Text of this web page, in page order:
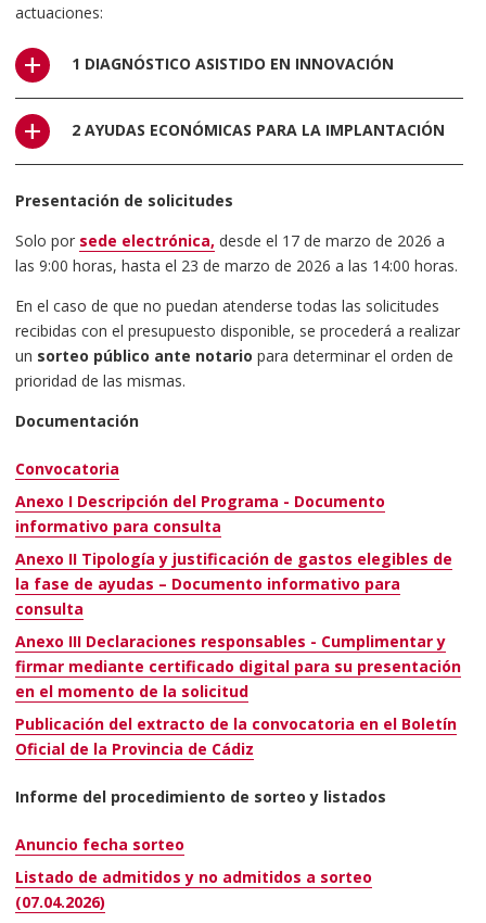
actuaciones:
1 DIAGNÓSTICO ASISTIDO EN INNOVACIÓN
En esta fase se le realiza un diagnóstico asistido en materia de
innovación a la empresa, que permite conocer el nivel de
competitividad de la empresa, en su entorno económico y de
mercado. Esta fase no supone coste económico para la
2 AYUDAS ECONÓMICAS PARA LA IMPLANTACIÓN
métodos de gestión de la innovación derivados de las
recomendaciones efectuadas en el diagnóstico. Durante esta
fase, proveedores externos a las Cámaras realizan la
El presupuesto máximo elegible por empresa para esta fase de
ayudas es de 7.000 € de coste directo (IVA no incluido).
Adicionalmente, se financiarán los costes indirectos de las
empresas, a tipo fijo, aplicando el porcentaje del 7% de los
Reglamento (UE) 2021/1060.
Por tanto, el coste elegible asociado a la implantación de los
planes de acción será variable en cada caso, fijándose un
máximo de 7.490,00 € por empresa (7.000,00 € de coste
directo + 7% de costes indirectos asociados), que serán
prefinanciados en su totalidad por la empresa destinataria.
El porcentaje máximo de ayuda la a percibir por cada empresa
será del 85% sobre el coste elegible indicado, por lo que la
cuantía máxima de la ayuda por empresa será de 6.366,50
euros, siempre y cuando se justifique dicha inversión en los
términos y plazos establecidos.
Presentación de solicitudes
Solo por sede electrónica, desde el 17 de marzo de 2026 a
las 9:00 horas, hasta el 23 de marzo de 2026 a las 14:00 horas.
En el caso de que no puedan atenderse todas las solicitudes
recibidas con el presupuesto disponible, se procederá a realizar
un sorteo público ante notario para determinar el orden de
prioridad de las mismas.
Documentación
Convocatoria
Anexo I Descripción del Programa - Documento
informativo para consulta
Anexo II Tipología y justificación de gastos elegibles de
la fase de ayudas – Documento informativo para
consulta
Anexo III Declaraciones responsables - Cumplimentar y
firmar mediante certificado digital para su presentación
en el momento de la solicitud
Publicación del extracto de la convocatoria en el Boletín
Oficial de la Provincia de Cádiz
Informe del procedimiento de sorteo y listados
Anuncio fecha sorteo
Listado de admitidos y no admitidos a sorteo
(07.04.2026)